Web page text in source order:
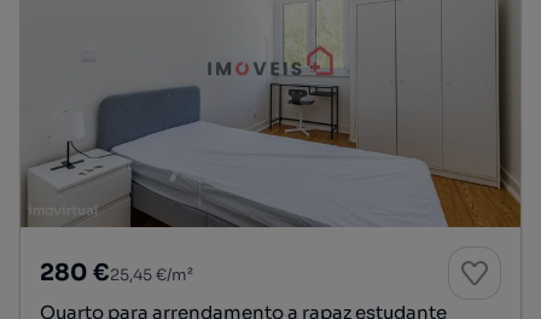
280 €25,45 €/m²
Quarto para arrendamento a rapaz estudante